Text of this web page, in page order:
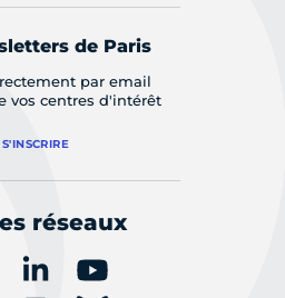
de Paris
par email
vos centres d'intérêt
S'INSCRIRE
réseaux